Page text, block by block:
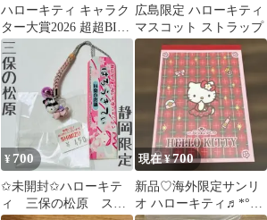
ハローキティ キャラク
ター大賞2026 超超BIG
ぬいぐるみ
広島限定 ハローキティ
マスコット ストラップ
¥ 700
✩未開封✩ハローキテ
ィ 三保の松原 スト
現在 ¥700
新品♡海外限定サンリ
オ ハローキティ♬*°チ